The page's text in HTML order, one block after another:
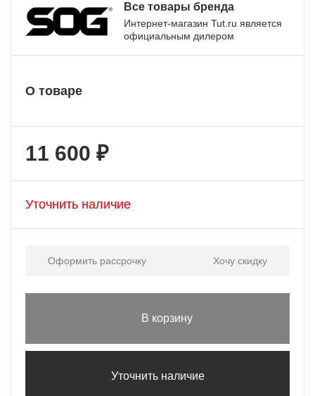
Все товары бренда
Интернет-магазин Tut.ru является
официальным дилером
О товаре
11 600 ₽
Уточнить наличие
Оформить рассрочку Хочу скидку
В корзину
Уточнить наличие